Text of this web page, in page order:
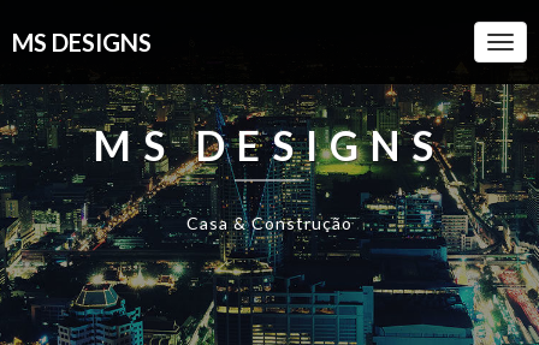
MS DESIGNS
MS DESIGNS
Casa & Construção